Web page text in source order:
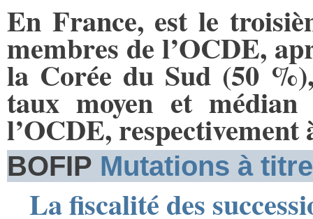
En France, est le
membres de l’OCDE,
la Corée du Sud (50
taux moyen et médian
l’OCDE, respectivement
BOFIP Mutations à
La fiscalité des